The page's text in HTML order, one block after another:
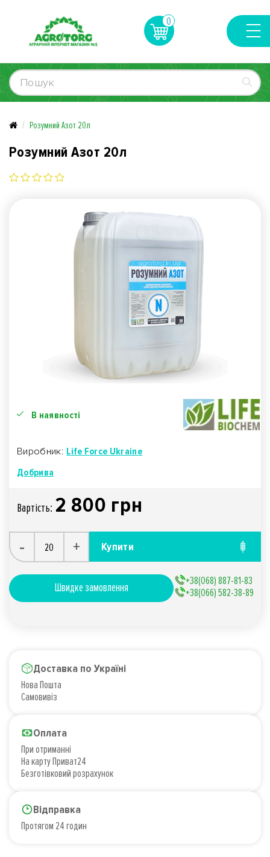
0
Розумний Азот 20л
Розумний Азот 20л
В наявності
Виробник: Life Force Ukraine
Добрива
Вартiсть: 2 800 грн
- + Купити
Швидке замовлення
+38(068) 887-81-83
+38(066) 582-38-89
Доставка по Україні
Нова Пошта
Самовивіз
Оплата
При отриманні
На карту Приват24
Безготівковий розрахунок
Відправка
Протягом 24 годин